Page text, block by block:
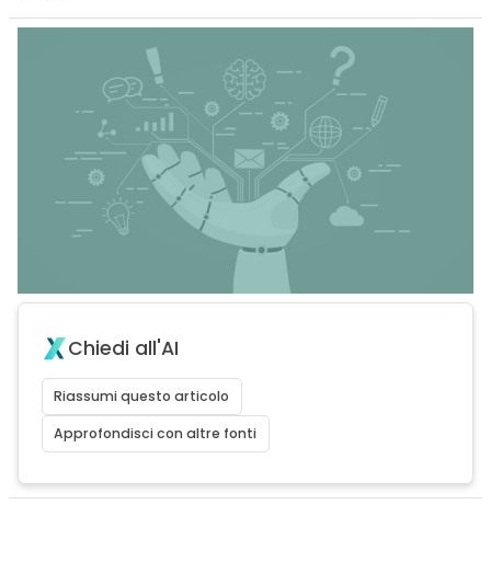
Chiedi all'AI
Riassumi questo articolo
Approfondisci con altre fonti